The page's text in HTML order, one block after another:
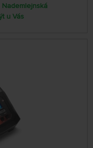
u Vás